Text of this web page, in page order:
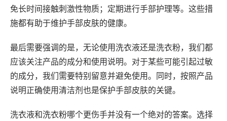
免长时间接触刺激性物质；定期进行手部护理等。这些措
施都有助于维护手部皮肤的健康。
最后需要强调的是，无论使用洗衣液还是洗衣粉，我们都
应该关注产品的成分和使用说明。对于某些可能引起过敏
的成分，我们需要特别留意并避免使用。同时，按照产品
说明正确使用清洁剂也是保护手部皮肤的关键。
洗衣液和洗衣粉哪个更伤手并没有一个绝对的答案。选择